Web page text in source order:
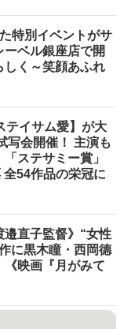
特別イベントがサ
ベル銀座店で開
く～笑顔あふれ
テイサム愛】が大
写会開催！ 主演も
ステサミー賞」
54作品の栄冠に
邉直子監督》“女性
に黒木瞳・西岡德
映画『月がみて